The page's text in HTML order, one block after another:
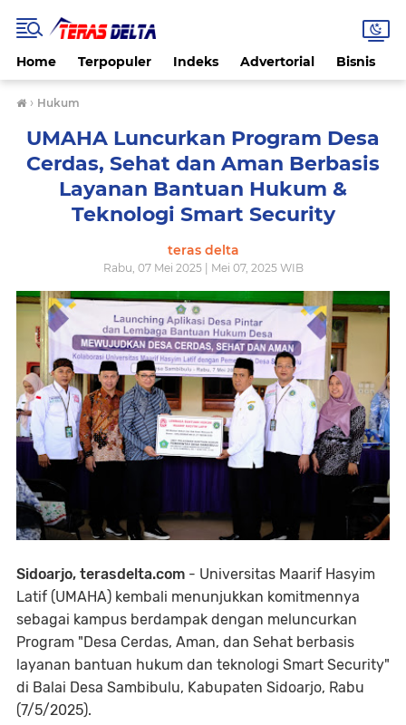
Home Terpopuler Indeks Advertorial Bisnis
› Hukum
UMAHA Luncurkan Program Desa
Cerdas, Sehat dan Aman Berbasis
Layanan Bantuan Hukum &
Teknologi Smart Security
teras delta
Rabu, 07 Mei 2025 | Mei 07, 2025 WIB
Sidoarjo, terasdelta.com - Universitas Maarif Hasyim
Latif (UMAHA) kembali menunjukkan komitmennya
sebagai kampus berdampak dengan meluncurkan
Program "Desa Cerdas, Aman, dan Sehat berbasis
layanan bantuan hukum dan teknologi Smart Security"
di Balai Desa Sambibulu, Kabupaten Sidoarjo, Rabu
(7/5/2025).